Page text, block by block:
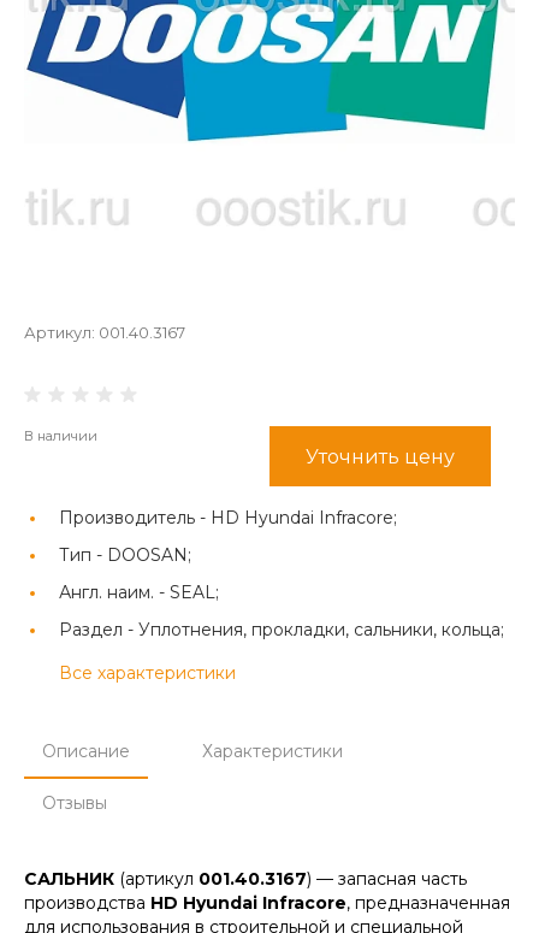
Артикул: 001.40.3167
В наличии
Уточнить цену
Производитель - HD Hyundai Infracore;
Тип - DOOSAN;
Англ. наим. - SEAL;
Раздел - Уплотнения, прокладки, сальники, кольца;
Все характеристики
Описание Характеристики
Отзывы
САЛЬНИК (артикул 001.40.3167) — запасная часть
производства HD Hyundai Infracore, предназначенная
для использования в строительной и специальной